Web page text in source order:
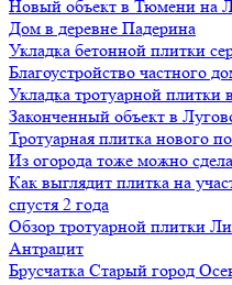
Новый объект в Тюмени на
Дом в деревне Падерина
Укладка бетонной плитки
Благоустройство частного
Укладка тротуарной плитки
Законченный объект в
Тротуарная плитка нового
Из огорода тоже можно
Как выглядит плитка на
спустя 2 года
Обзор тротуарной плитки
Антрацит
Брусчатка Старый город